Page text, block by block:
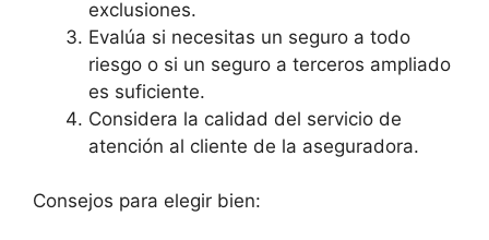
exclusiones.
Evalúa si necesitas un seguro a todo
riesgo o si un seguro a terceros ampliado
es suficiente.
Considera la calidad del servicio de
atención al cliente de la aseguradora.
Consejos para elegir bien: